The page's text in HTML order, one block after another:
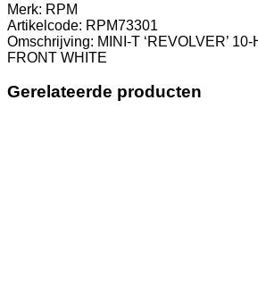
Merk: RPM
Artikelcode: RPM73301
Omschrijving: MINI-T ‘REVOLVER’
FRONT WHITE
Gerelateerde producten